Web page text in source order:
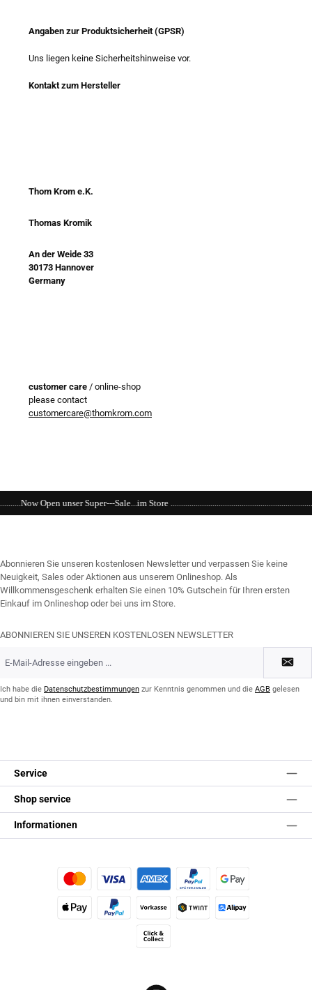
Angaben zur Produktsicherheit (GPSR)
Uns liegen keine Sicherheitshinweise vor.
Kontakt zum Hersteller
Thom Krom e.K.
Thomas Kromik
An der Weide 33
30173 Hannover
Germany
customer care / online-shop
please contact
customercare@thomkrom.com
Sale...im Store
Abonnieren Sie unseren kostenlosen Newsletter und verpassen Sie keine
Neuigkeit, Sales oder Aktionen aus unserem Onlineshop. Als
Willkommensgeschenk erhalten Sie einen 10% Gutschein für Ihren ersten
Einkauf im Onlineshop oder bei uns im Store.
ABONNIEREN SIE UNSEREN KOSTENLOSEN NEWSLETTER
Mail-
*Ich habe die Datenschutzbestimmungen zur Kenntnis genommen und die AGB gelesen
und bin mit ihnen einverstanden.
Service
Shop service
Informationen
Kredit- oder Debitkarte Später BezahlenGoogle Pay
Vorkasse